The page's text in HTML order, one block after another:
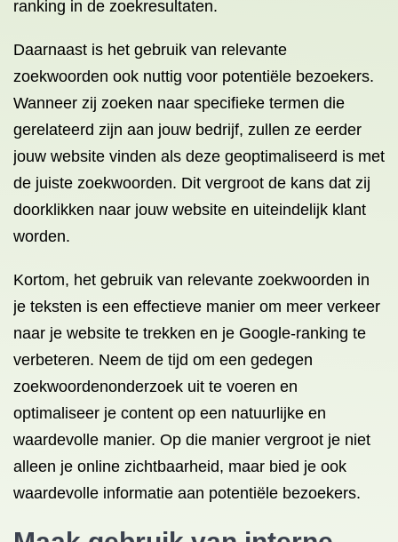
ranking in de zoekresultaten.
Daarnaast is het gebruik van relevante
zoekwoorden ook nuttig voor potentiële bezoekers.
Wanneer zij zoeken naar specifieke termen die
gerelateerd zijn aan jouw bedrijf, zullen ze eerder
jouw website vinden als deze geoptimaliseerd is met
de juiste zoekwoorden. Dit vergroot de kans dat zij
doorklikken naar jouw website en uiteindelijk klant
worden.
Kortom, het gebruik van relevante zoekwoorden in
je teksten is een effectieve manier om meer verkeer
naar je website te trekken en je Google-ranking te
verbeteren. Neem de tijd om een gedegen
zoekwoordenonderzoek uit te voeren en
optimaliseer je content op een natuurlijke en
waardevolle manier. Op die manier vergroot je niet
alleen je online zichtbaarheid, maar bied je ook
waardevolle informatie aan potentiële bezoekers.